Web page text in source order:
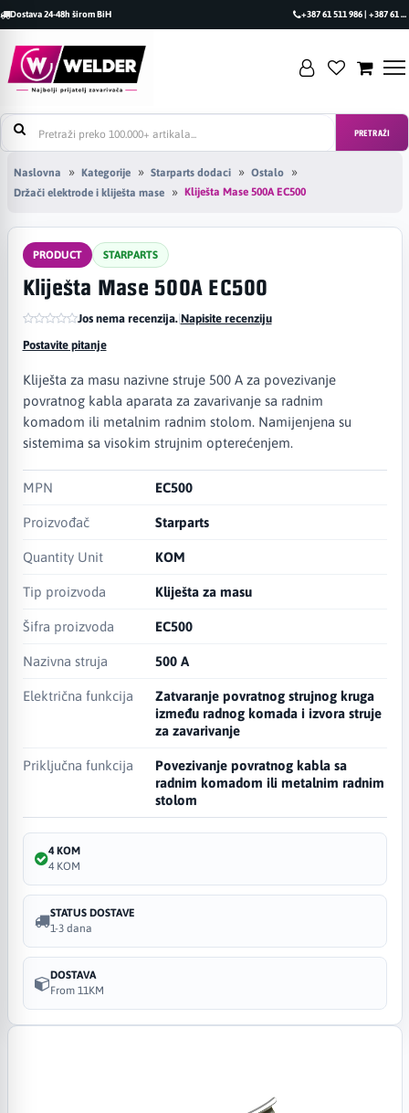
Dostava 24-48h širom BiH +387 61 511 986 | +387 61 493 470
PRETRAŽI
Naslovna Kategorije Starparts dodaci
Ostalo
Držači elektrode i kliješta mase
Kliješta Mase 500A EC500
PRODUCT STARPARTS
Kliješta Mase 500A EC500
Jos nema recenzija.|Napisite recenziju
Postavite pitanje
Kliješta za masu nazivne struje 500 A za povezivanje
povratnog kabla aparata za zavarivanje sa radnim
komadom ili metalnim radnim stolom. Namijenjena su
sistemima sa visokim strujnim opterećenjem.
MPN EC500
Proizvođač Starparts
Quantity Unit KOM
Tip proizvoda Kliješta za masu
Šifra proizvoda EC500
Nazivna struja 500 A
Električna funkcija
Zatvaranje povratnog strujnog kruga
između radnog komada i izvora struje
za zavarivanje
Priključna funkcija
Povezivanje povratnog kabla sa
radnim komadom ili metalnim radnim
stolom
4 KOM
4 KOM
STATUS DOSTAVE
1-3 dana
DOSTAVA
From 11KM